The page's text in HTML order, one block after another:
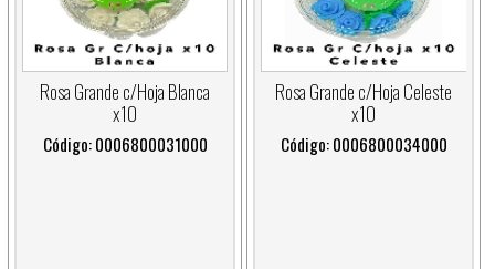
Rosa Grande c/Hoja Blanca
x10
Código: 0006800031000
Rosa Grande c/Hoja Celeste
x10
Código: 0006800034000